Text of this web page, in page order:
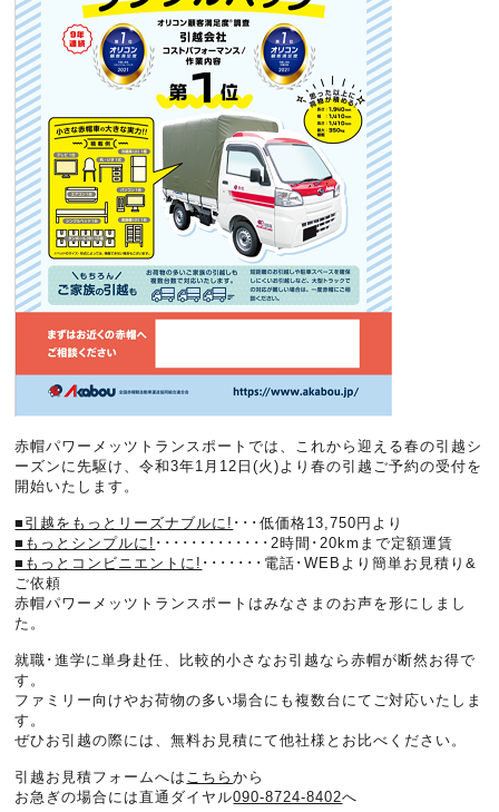
赤帽パワーメッツトランスポートでは、これから迎える春の引越シ
ーズンに先駆け、令和3年1月12日(火)より春の引越ご予約の受付を
開始いたします。
■引越をもっとリーズナブルに! ･･･低価格13,750円より
■もっとシンプルに! ･････････････2時間･20kmまで定額運賃
■もっとコンビニエントに! ･･･････電話･WEBより簡単お見積り&
ご依頼
赤帽パワーメッツトランスポートはみなさまのお声を形にしまし
た。
就職･進学に単身赴任、比較的小さなお引越なら赤帽が断然お得で
す。
ファミリー向けやお荷物の多い場合にも複数台にてご対応いたしま
す。
ぜひお引越の際には、無料お見積にて他社様とお比べください。
引越お見積フォームへは こちらから
お急ぎの場合には直通ダイヤル090-8724-8402へ